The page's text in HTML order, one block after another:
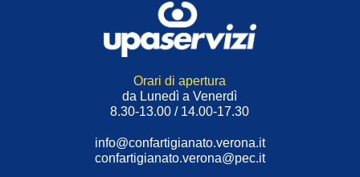
Orari di apertura
da Lunedì a Venerdì
8.30-13.00 / 14.00-17.30
info@confartigianato.verona.it
confartigianato.verona@pec.it